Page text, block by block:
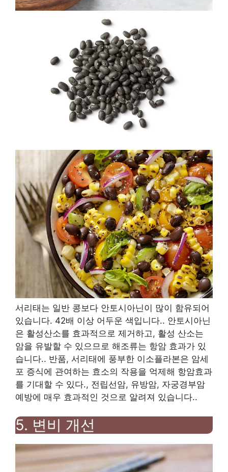
서리태는 일반 콩보다 안토시아닌이 많이 함유되어
있습니다. 42배 이상 어두운 색입니다.. 안토시아닌
은 활성산소를 효과적으로 제거하고, 활성 산소는
암을 유발할 수 있으므로 해조류는 항암 효과가 있
습니다.. 반품, 서리태에 풍부한 이소플라본은 암세
포 증식에 ​​관여하는 효소의 작용을 억제해 항암효과
를 기대할 수 있다., 전립선암, 유방암, 자궁경부암
예방에 매우 효과적인 것으로 알려져 있습니다..
5. 변비 개선